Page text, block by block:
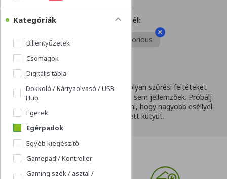
Kategóriák
Billentyűzetek
Csomagok
Digitális tábla
Dokkoló / Kártyaolvasó / USB
Hub
Egerek
Egérpadok
Egyéb kiegészítő
Gamepad / Kontroller
Gaming szék / asztal /
Ezekre szűrtél:
Egérpadok Glorious
Ezt javasoljuk:Úgy tűnik, hogy olyan szűrési feltéteket
állítottál be, melyek egyik termékre sem jellemzőek. Próbálj
meg kevesebb szempontot megadni, hogy nagyobb eséllyel
találjuk meg a keresett kütyüt.